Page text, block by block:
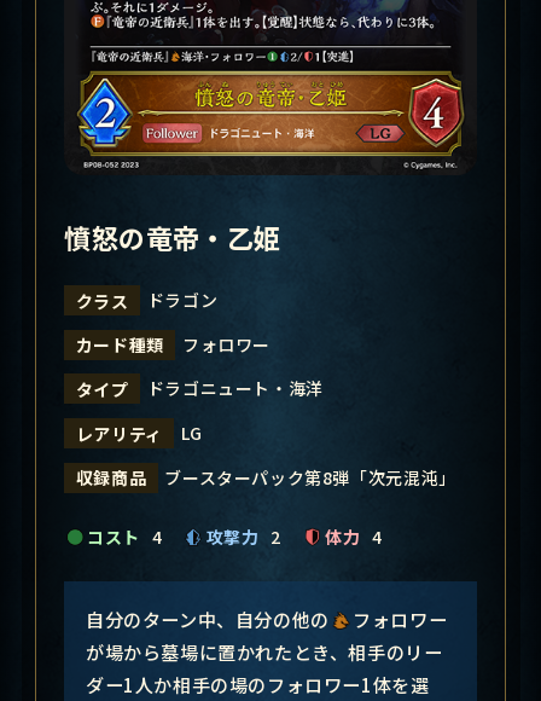
憤怒の竜帝・乙姫
クラス
ドラゴン
カード種類
フォロワー
タイプ
ドラゴニュート・海洋
レアリティ
LG
収録商品
ブースターパック第8弾「次元混沌」
コスト 4 攻撃力 2 体力 4
自分のターン中、自分の他の
フォロワー
が場から墓場に置かれたとき、相手のリー
ダー1人か相手の場のフォロワー1体を選